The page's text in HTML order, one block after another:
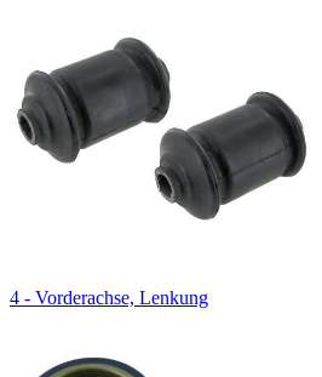
4 - Vorderachse, Lenkung